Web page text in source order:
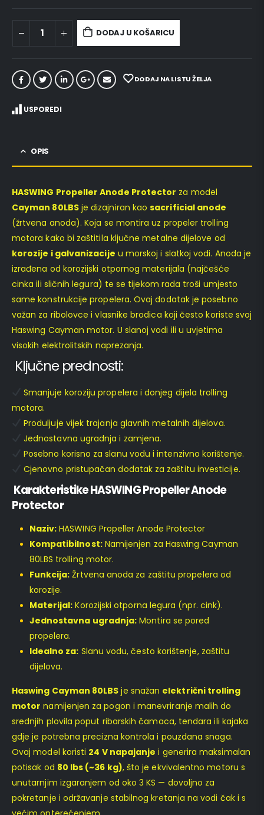
DODAJ U KOŠARICU
DODAJ NA LISTU ŽELJA
USPOREDI
OPIS
HASWING Propeller Anode Protector za model
Cayman 80LBSje dizajniran kaosacrificial anode
(žrtvena anoda). Koja se montira uz propeler trolling
motora kako bi zaštitila ključne metalne dijelove od
korozije i galvanizacije u morskoj i slatkoj vodi. Anoda je
izrađena od korozijski otpornog materijala (najčešće
cinka ili sličnih legura) te se tijekom rada troši umjesto
same konstrukcije propelera. Ovaj dodatak je posebno
važan za ribolovce i vlasnike brodica koji često koriste svoj
Haswing Cayman motor. U slanoj vodi ili u uvjetima
visokih elektrolitskih naprezanja.
Ključne prednosti:
Smanjuje koroziju propelera i donjeg dijela trolling
motora.
Produljuje vijek trajanja glavnih metalnih dijelova.
Jednostavna ugradnja i zamjena.
Posebno korisno za slanu vodu i intenzivno korištenje.
Cjenovno pristupačan dodatak za zaštitu investicije.
Karakteristike HASWING Propeller Anode
Protector
Naziv: HASWING Propeller Anode Protector
Kompatibilnost:Namijenjen za Haswing Cayman
80LBS trolling motor.
Funkcija: Žrtvena anoda za zaštitu propelera od
korozije.
Materijal: Korozijski otporna legura (npr. cink).
Jednostavna ugradnja: Montira se pored
propelera.
Idealno za: Slanu vodu, često korištenje, zaštitu
dijelova.
Haswing Cayman 80LBS je snažan električni trolling
motor namijenjen za pogon i manevriranje malih do
srednjih plovila poput ribarskih čamaca, tendara ili kajaka
gdje je potrebna precizna kontrola i pouzdana snaga.
Ovaj model koristi 24 V napajanje i generira maksimalan
potisak od 80 lbs (~36 kg), što je ekvivalentno motoru s
unutarnjim izgaranjem od oko 3 KS — dovoljno za
pokretanje i održavanje stabilnog kretanja na vodi čak i s